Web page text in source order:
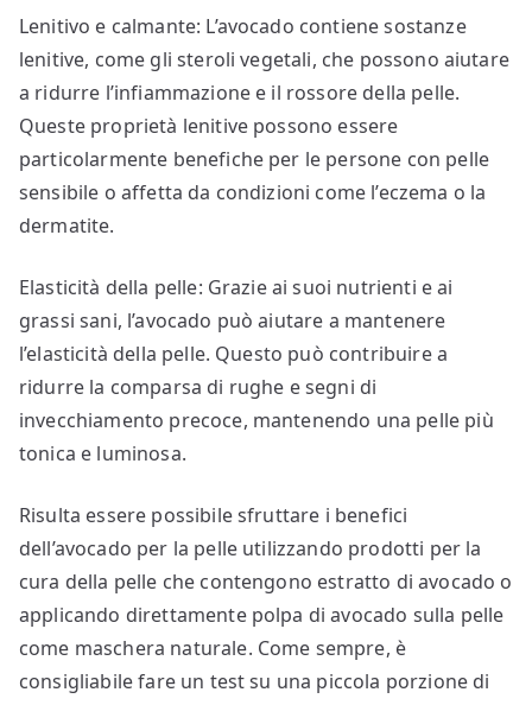
Lenitivo e calmante: L’avocado contiene sostanze
lenitive, come gli steroli vegetali, che possono aiutare
a ridurre l’infiammazione e il rossore della pelle.
Queste proprietà lenitive possono essere
particolarmente benefiche per le persone con pelle
sensibile o affetta da condizioni come l’eczema o la
dermatite.
Elasticità della pelle: Grazie ai suoi nutrienti e ai
grassi sani, l’avocado può aiutare a mantenere
l’elasticità della pelle. Questo può contribuire a
ridurre la comparsa di rughe e segni di
invecchiamento precoce, mantenendo una pelle più
tonica e luminosa.
Risulta essere possibile sfruttare i benefici
dell’avocado per la pelle utilizzando prodotti per la
cura della pelle che contengono estratto di avocado o
applicando direttamente polpa di avocado sulla pelle
come maschera naturale. Come sempre, è
consigliabile fare un test su una piccola porzione di